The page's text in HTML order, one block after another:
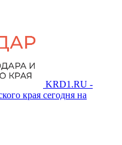
KRD1.RU -
края сегодня на